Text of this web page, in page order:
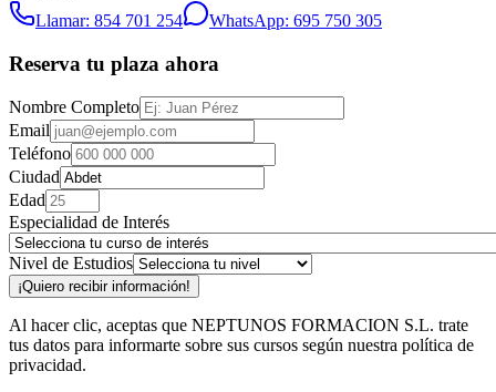
Llamar: 854 701 254
WhatsApp: 695 750 305
Reserva tu plaza ahora
Nombre Completo
Email
Teléfono
Ciudad
Edad
Especialidad de Interés
Nivel de Estudios
¡Quiero recibir información!
Al hacer clic, aceptas que NEPTUNOS FORMACION S.L. trate
tus datos para informarte sobre sus cursos según nuestra política de
privacidad.